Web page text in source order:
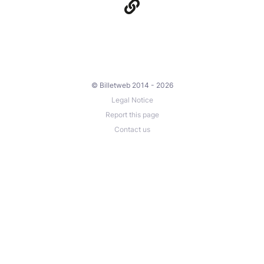
© Billetweb 2014 - 2026
Legal Notice
Report this page
Contact us